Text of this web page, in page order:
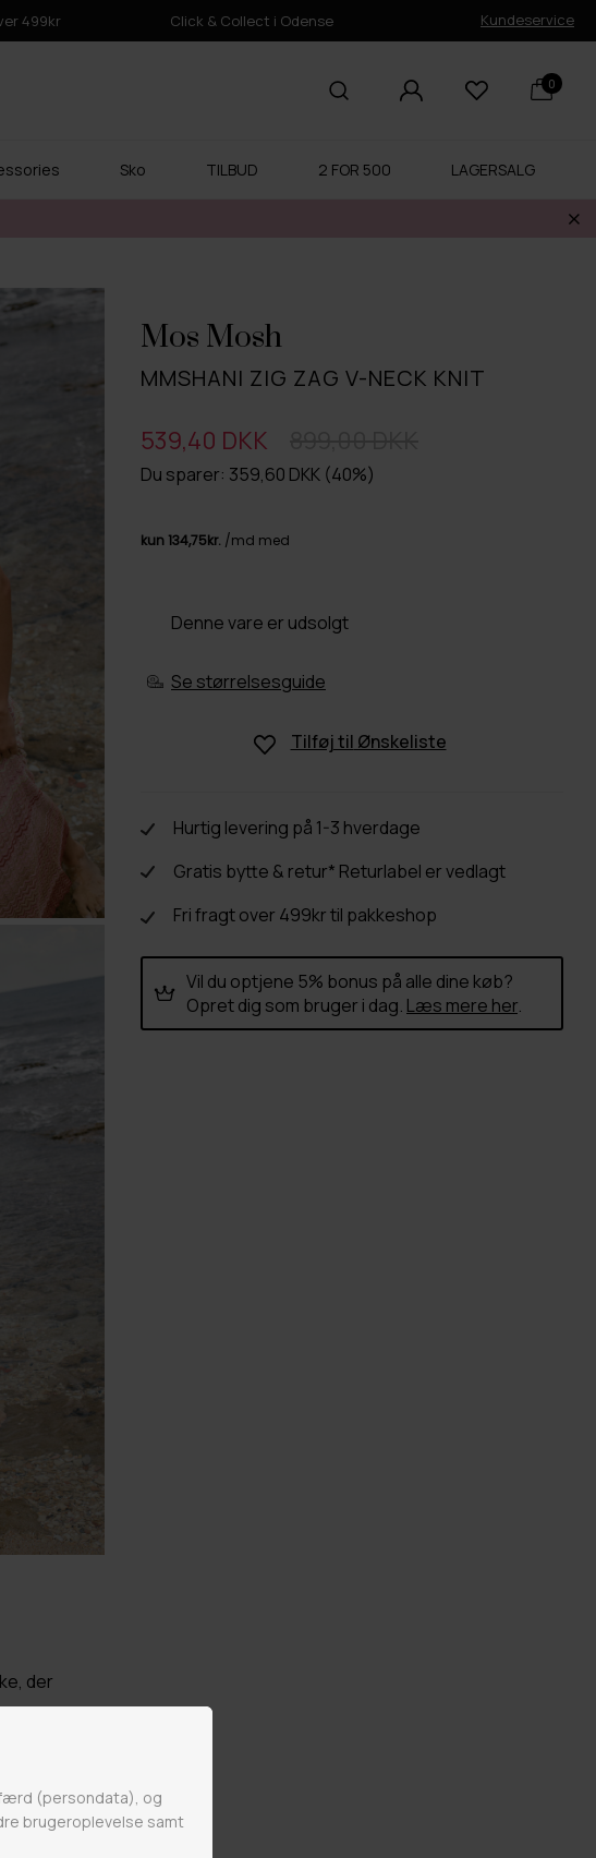
499kr Click & Collect i Odense Kundeservice
0
Sko TILBUD 2 FOR 500 LAGERSALG
Mos Mosh
MMSHANI ZIG ZAG V-NECK KNIT
Du sparer: 359,60 DKK (40%)
539,40 DKK
Denne vare er udsolgt
Se størrelsesguide
Tilføj til Ønskeliste
Hurtig levering på 1-3 hverdage
Gratis bytte & retur* Returlabel er vedlagt
Fri fragt over 499kr til pakkeshop
Vil du optjene 5% bonus på alle dine køb?
Opret dig som bruger i dag. Læs mere her.
der
Med
de